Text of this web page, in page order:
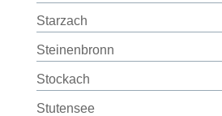
Starzach
Steinenbronn
Stockach
Stutensee